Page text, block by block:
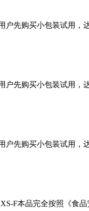
先购买小包装试用，
先购买小包装试用，
先购买小包装试用，
F本品完全按照《食